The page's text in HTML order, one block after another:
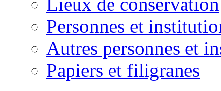
Lieux de conservation
Personnes et
Autres personnes et
Papiers et filigranes